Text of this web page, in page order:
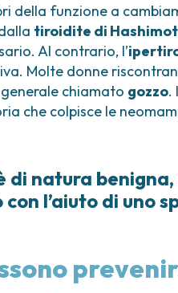
della funzione a
tiroidite di
Al contrario, l’
Molte donne
chiamato gozzo.
che colpisce le
natura benigna,
l’aiuto di uno